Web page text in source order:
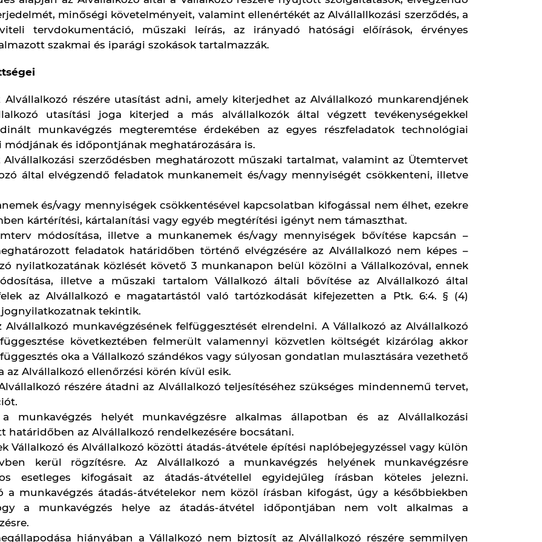
Vállalkozó és Alvállalkozó közötti átadás-átvétele építési naplóbejegyzéssel vagy külön
kerül rögzítésre. Az Alvállalkozó a munkavégzés helyének munkavégzésre
esetleges kifogásait az átadás-átvétellel egyidejűleg írásban köteles jelezni.
a munkavégzés helye az átadás-átvétel időpontjában nem volt alkalmas a
hiányában a Vállalkozó nem biztosít az Alvállalkozó részére semmilyen
megállapodása alapján a Vállalkozó az Alvállalkozó részére az Alvállalkozó
bármilyen eszközt vagy anyagot bocsát rendelkezésre, úgy ezek átadás-
alapján kerül sor.
szerződés megkötésével kijelenti, hogy az Alvállalkozási szerződésben foglalt
azon körülményeket, előírásokat, amelyeken a vállalt kötelezettségei és a kikötött
szerződés megkötése előtt megismerte.
szerződés megkötésével kijelenti továbbá, hogy az általa elvállalt munkák
személyi és tárgyi feltételekkel rendelkezik, és kötelezi magát arra, hogy
az adott feladat elvégzésére előírt szakképesítéssel rendelkező munkavállalókat
után az adókat, járulékokat, stb. megfizeti.
bejelentésére vonatkozó kötelezettsége elmulasztásáért 500.000,- Ft (ötszázezer
kötbér megfizetésére vállal kötelezettséget minden egyes érintett, Vállalkozó
felajánlott munkavállalóért.
olyan munkavállalókat vehet igénybe az Alvállalkozási szerződésben meghatározott
adott munka elvégzéséhez megfelelő szakképesítéssel rendelkeznek.
hogy az általa igénybe vett munkavállalók tevékenységüket megfelelő
a jogszabályi, szerződéses és megrendelői előírások betartásával végezzék.
Alvállalkozó által igénybe vett valamely munkavállalóval szemben e követelmények
terjeszt elő, úgy az Alvállalkozó köteles az érintett munkavállalót a munkavégzés
és megfelelő pótlásáról gondoskodni.
befejezéséig köteles folyamatosan szerelésvezetőt / csoportvezetőt / szerelésirányítót
a munkavégzésre kijelölt helyen.
szerződés megkötésével kijelenti, hogy a munkavédelemről szóló 1993. évi XCIII.
munkáltatói feladatokat kötelezően vállalja elvégezni, egyben tudomásul veszi,
a Vállalkozóra áthárítaná, vagy az a Vállalkozó részére feladatot, vagy következményt